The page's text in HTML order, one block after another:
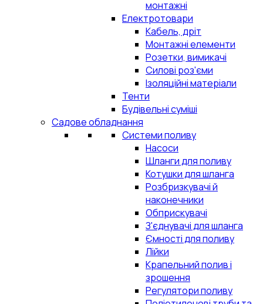
монтажні
Електротовари
Кабель, дріт
Монтажні елементи
Розетки, вимикачі
Силові роз'єми
Ізоляційні матеріали
Тенти
Будівельні суміші
Садове обладнання
Системи поливу
Насоси
Шланги для поливу
Котушки для шланга
Розбризкувачі й
наконечники
Обприскувачі
З'єднувачі для шланга
Ємності для поливу
Лійки
Крапельний полив і
зрошення
Регулятори поливу